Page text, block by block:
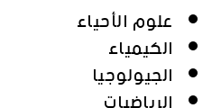
علوم الأحياء
الكيمياء
الجيولوجيا